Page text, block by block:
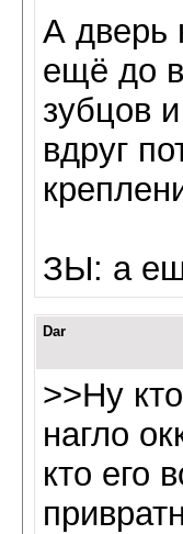
А дверь
ещё до
зубцов
вдруг
ЗЫ: а
Dar
>>Ну
нагло
кто его